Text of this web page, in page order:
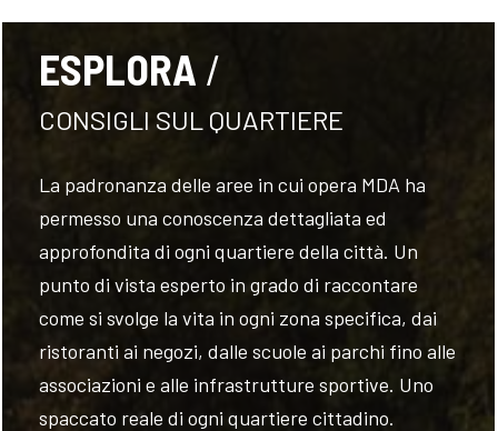
ESPLORA
CONSIGLI SUL QUARTIERE
La padronanza delle aree in cui opera MDA ha
permesso una conoscenza dettagliata ed
approfondita di ogni quartiere della città. Un
punto di vista esperto in grado di raccontare
come si svolge la vita in ogni zona specifica, dai
ristoranti ai negozi, dalle scuole ai parchi fino alle
associazioni e alle infrastrutture sportive. Uno
spaccato reale di ogni quartiere cittadino.
US